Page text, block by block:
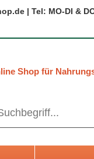
| Tel: MO-DI &
Shop für